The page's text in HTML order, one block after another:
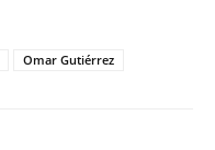
Omar Gutiérrez